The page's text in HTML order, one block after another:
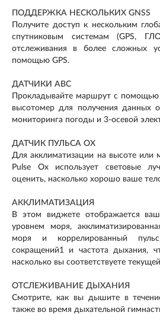
ПОДДЕРЖКА НЕСКОЛЬКИХ GNSS
Получите доступ к нескольким
спутниковым системам (GPS,
отслеживания в более сложных
помощью GPS.
ДАТЧИКИ ABC
Прокладывайте маршрут с помощью
высотомер для получения данных
мониторинга погоды и 3-осевой
ДАТЧИК ПУЛЬСА OX
Для акклиматизации на высоте или
Pulse Ox использует световые
оценить, насколько хорошо ваше
АККЛИМАТИЗАЦИЯ
В этом виджете отображается
уровнем моря,
моря и коррелированный
сокращений1 и частота дыхания,
насколько вы соответствуете
ОТСЛЕЖИВАНИЕ ДЫХАНИЯ
Смотрите, как вы дышите в
также во время дыхательной